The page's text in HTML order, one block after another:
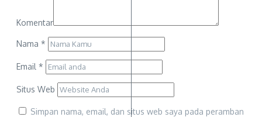
Komentar
Nama *
Email *
Situs Web
Simpan nama, email, dan situs web saya pada peramban